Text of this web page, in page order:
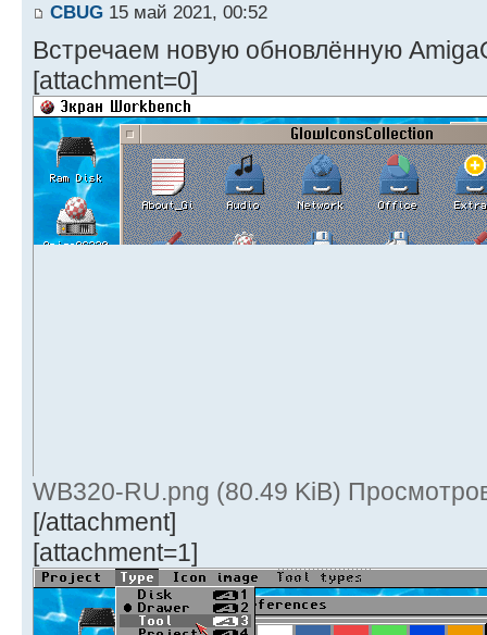
CBUG 15 май 2021, 00:52
Встречаем новую обновлённую
[attachment=0]
WB320-RU.png (80.49 KiB)
[/attachment]
[attachment=1]